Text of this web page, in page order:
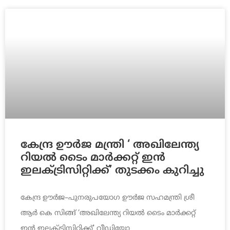
കേന്ദ്ര ഊർജ മന്ത്രി ‘ അഖിലേന്ത്യ
റിയൽ ടൈം മാർക്കറ്റ് ഇൻ
ഇലക്‌ട്രിസിറ്റിക്ക്’ തുടക്കം കുറിച്ചു
കേന്ദ്ര ഊർജ–പുനരുപയോഗ ഊർജ സഹമന്ത്രി ശ്രീ
ആർ കെ സിങ്ങ്‌ ‘അഖിലേന്ത്യ റിയൽ ടൈം മാർക്കറ്റ്